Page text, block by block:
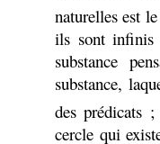
naturelles est
ils sont infinis
substance
substance,
des prédicats
cercle qui